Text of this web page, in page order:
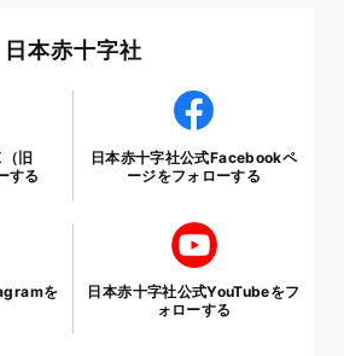
日本赤十字社
旧
する
日本赤十字社公式Facebookペ
ージをフォローする
を
日本赤十字社公式YouTubeをフ
ォローする